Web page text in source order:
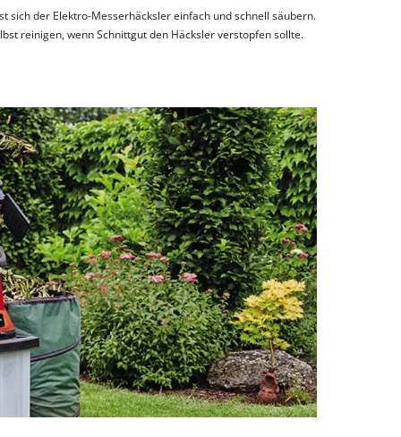
sich der Elektro-Messerhäcksler einfach und schnell säubern.
reinigen, wenn Schnittgut den Häcksler verstopfen sollte.